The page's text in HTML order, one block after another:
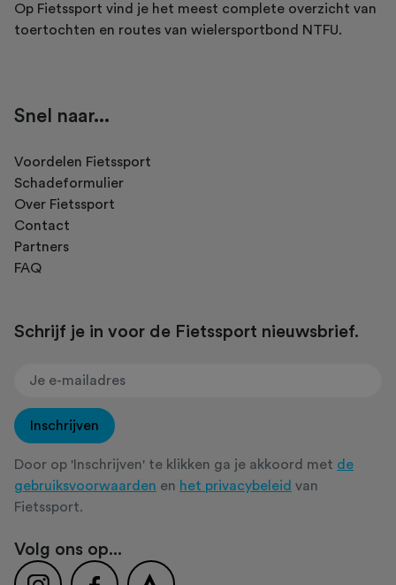
Op Fietssport vind je het meest complete overzicht van
toertochten en routes van wielersportbond NTFU.
Snel naar...
Voordelen Fietssport
Schadeformulier
Over Fietssport
Contact
Partners
FAQ
Schrijf je in voor de Fietssport nieuwsbrief.
Inschrijven
Door op 'Inschrijven' te klikken ga je akkoord met de
gebruiksvoorwaarden en het privacybeleid van
Fietssport.
Volg ons op...